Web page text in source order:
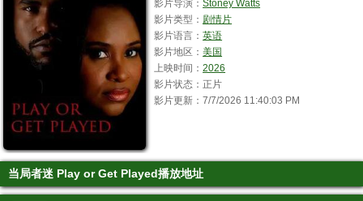
影片导演：Stoney Watts
影片类型： 剧情片
影片语言：英语
影片地区：美国
上映时间：2026
影片状态：正片
影片更新：7/7/2026 11:40:03 PM
当局者迷 Play or Get Played播放地址